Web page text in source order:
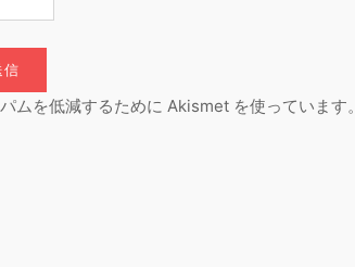
ムを低減するために Akismet を使っています。